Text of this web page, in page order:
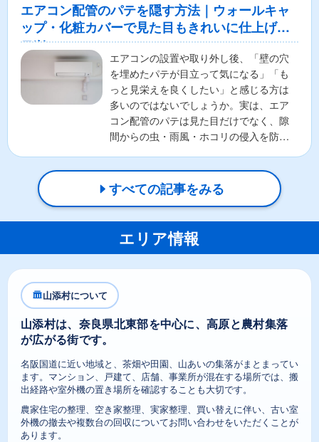
エアコン配管のパテを隠す方法｜ウォールキャ
ップ・化粧カバーで見た目もきれいに仕上げる
コツ
エアコンの設置や取り外し後、「壁の穴
を埋めたパテが目立って気になる」「も
っと見栄えを良くしたい」と感じる方は
多いのではないでしょうか。実は、エア
コン配管のパテは見た目だけでなく、隙
間からの虫・雨風・ホコリの侵入を防ぐ
すべての記事をみる
エリア情報
山添村について
山添村は、奈良県北東部を中心に、高原と農村集落
が広がる街です。
名阪国道に近い地域と、茶畑や田園、山あいの集落がまとまってい
ます。マンション、戸建て、店舗、事業所が混在する場所では、搬
出経路や室外機の置き場所を確認することも大切です。
農家住宅の整理、空き家整理、実家整理、買い替えに伴い、古い室
外機の撤去や複数台の回収についてお問い合わせをいただくことが
あります。